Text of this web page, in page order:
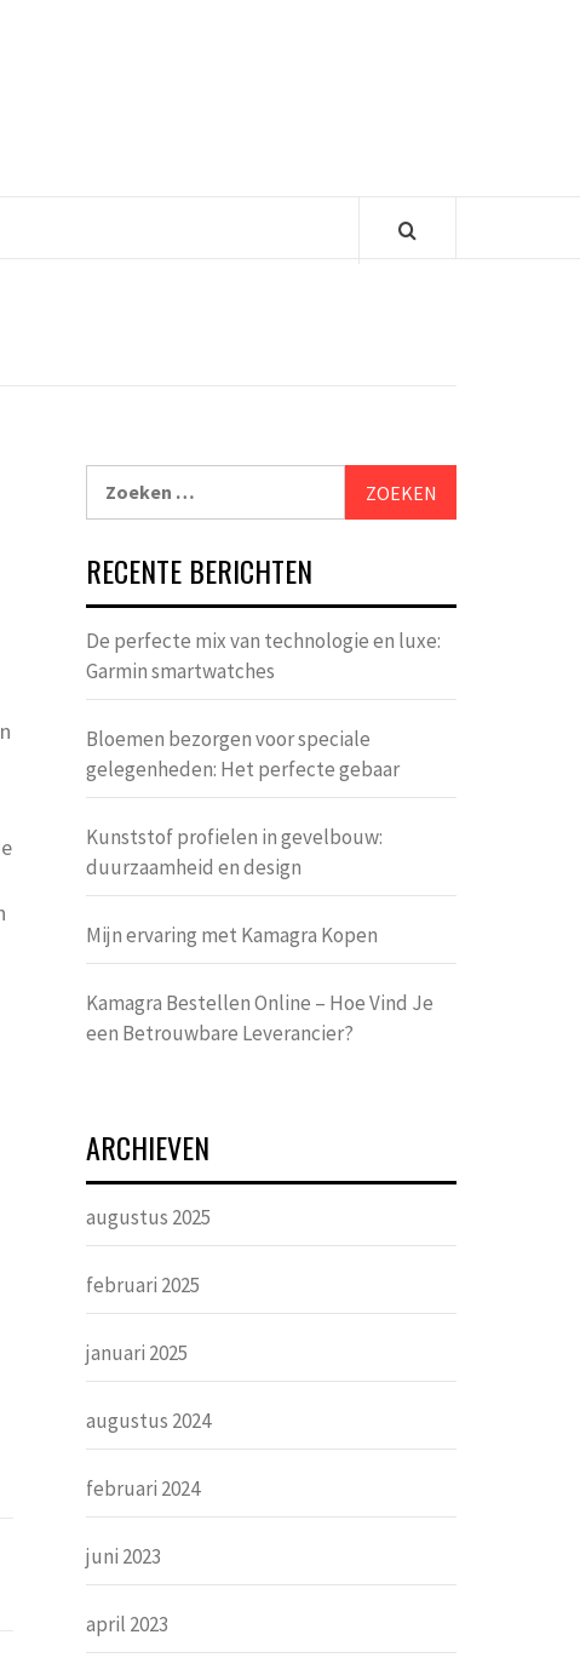
RECENTE BERICHTEN
De perfecte mix van technologie en luxe:
Garmin smartwatches
Bloemen bezorgen voor speciale
gelegenheden: Het perfecte gebaar
Kunststof profielen in gevelbouw:
duurzaamheid en design
Mijn ervaring met Kamagra Kopen
Kamagra Bestellen Online – Hoe Vind Je
een Betrouwbare Leverancier?
ARCHIEVEN
augustus 2025
februari 2025
januari 2025
augustus 2024
februari 2024
juni 2023
april 2023